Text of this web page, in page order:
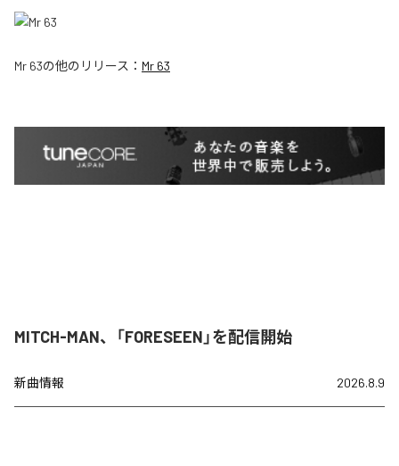
Mr 63の他のリリース： Mr 63
MITCH-MAN、「FORESEEN」を配信開始
新曲情報 2026.8.9